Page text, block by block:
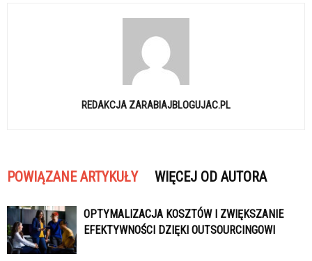
REDAKCJA ZARABIAJBLOGUJAC.PL
POWIĄZANE ARTYKUŁY WIĘCEJ OD AUTORA
OPTYMALIZACJA KOSZTÓW I ZWIĘKSZANIE
EFEKTYWNOŚCI DZIĘKI OUTSOURCINGOWI